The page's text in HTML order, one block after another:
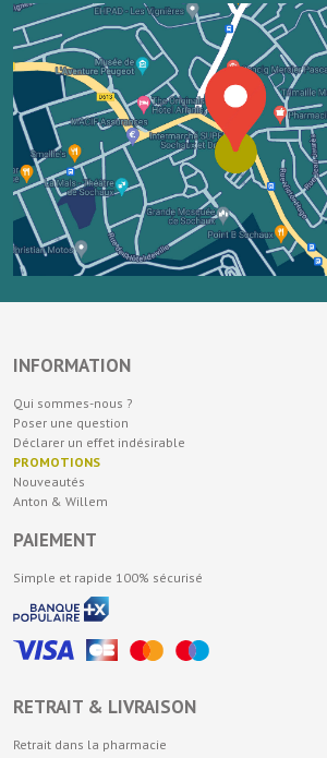
INFORMATION
Qui sommes-nous ?
Poser une question
Déclarer un effet indésirable
PROMOTIONS
Nouveautés
Anton & Willem
PAIEMENT
Simple et rapide 100% sécurisé
RETRAIT & LIVRAISON
Retrait dans la pharmacie